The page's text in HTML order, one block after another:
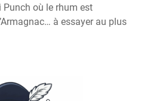
Punch où le rhum est
à essayer au plus